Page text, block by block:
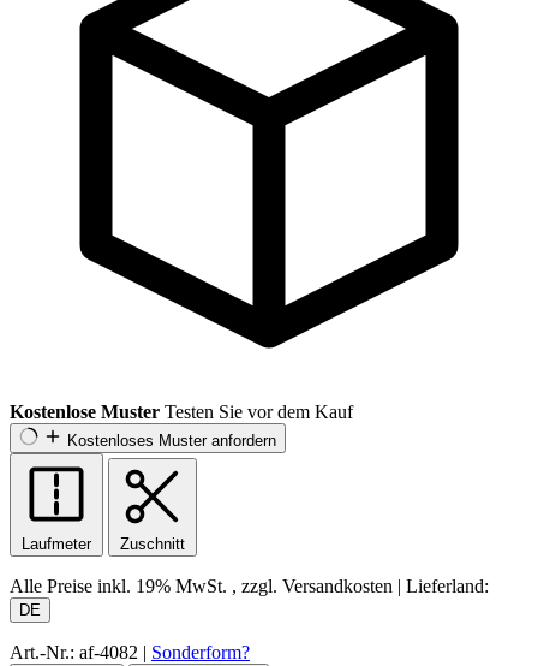
Kostenlose Muster Testen Sie vor dem Kauf
Kostenloses Muster anfordern
Laufmeter Zuschnitt
Alle Preise inkl. 19% MwSt. , zzgl. Versandkosten | Lieferland:
DE
Art.-Nr.: af-4082 | Sonderform?